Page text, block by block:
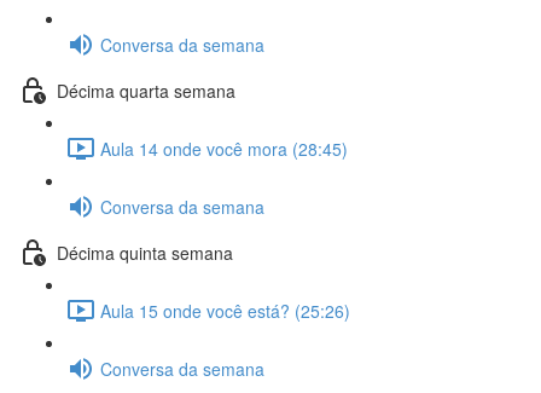
Conversa da semana
Décima quarta semana
Aula 14 onde você mora (28:45)
Conversa da semana
Décima quinta semana
Aula 15 onde você está? (25:26)
Conversa da semana